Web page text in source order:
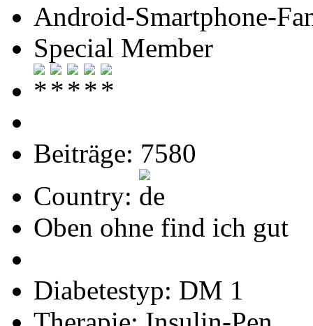
Android-Smartphone-
Special Member
Beiträge: 7580
Country:
Oben ohne find ich gut
Diabetestyp: DM 1